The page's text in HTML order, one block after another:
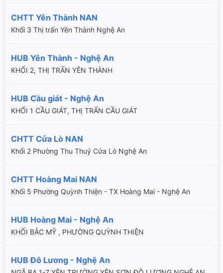
CHTT Yên Thành NAN
Khối 3 Thị trấn Yên Thành Nghệ An
HUB Yên Thành - Nghệ An
KHỐI 2, THỊ TRẤN YÊN THÀNH
HUB Cầu giát - Nghệ An
KHỐI 1 CẦU GIÁT, THỊ TRẤN CẦU GIÁT
CHTT Cửa Lò NAN
Khối 2 Phường Thu Thuỷ Cửa Lò Nghệ An
CHTT Hoàng Mai NAN
Khối 5 Phường Quỳnh Thiện - TX Hoàng Mai - Nghệ An
HUB Hoàng Mai - Nghệ An
KHỐI BẮC MỸ , PHƯỜNG QUỲNH THIỆN
HUB Đô Lương - Nghệ An